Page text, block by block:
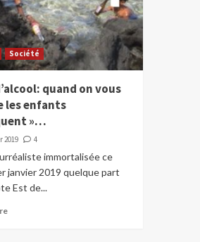
Société
quand on vous
les enfants
»…
2019 4
immortalisée ce
janvier 2019 quelque part
Est de...